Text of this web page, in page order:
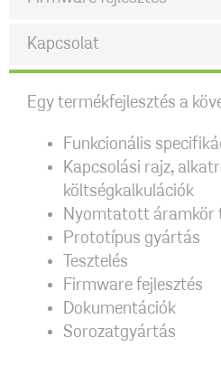
Kapcsolat
Egy termékfejlesztés a
Funkcionális
Kapcsolási rajz,
költségkalkulációk
Nyomtatott áramkör
Prototípus gyártás
Tesztelés
Firmware fejlesztés
Dokumentációk
Sorozatgyártás